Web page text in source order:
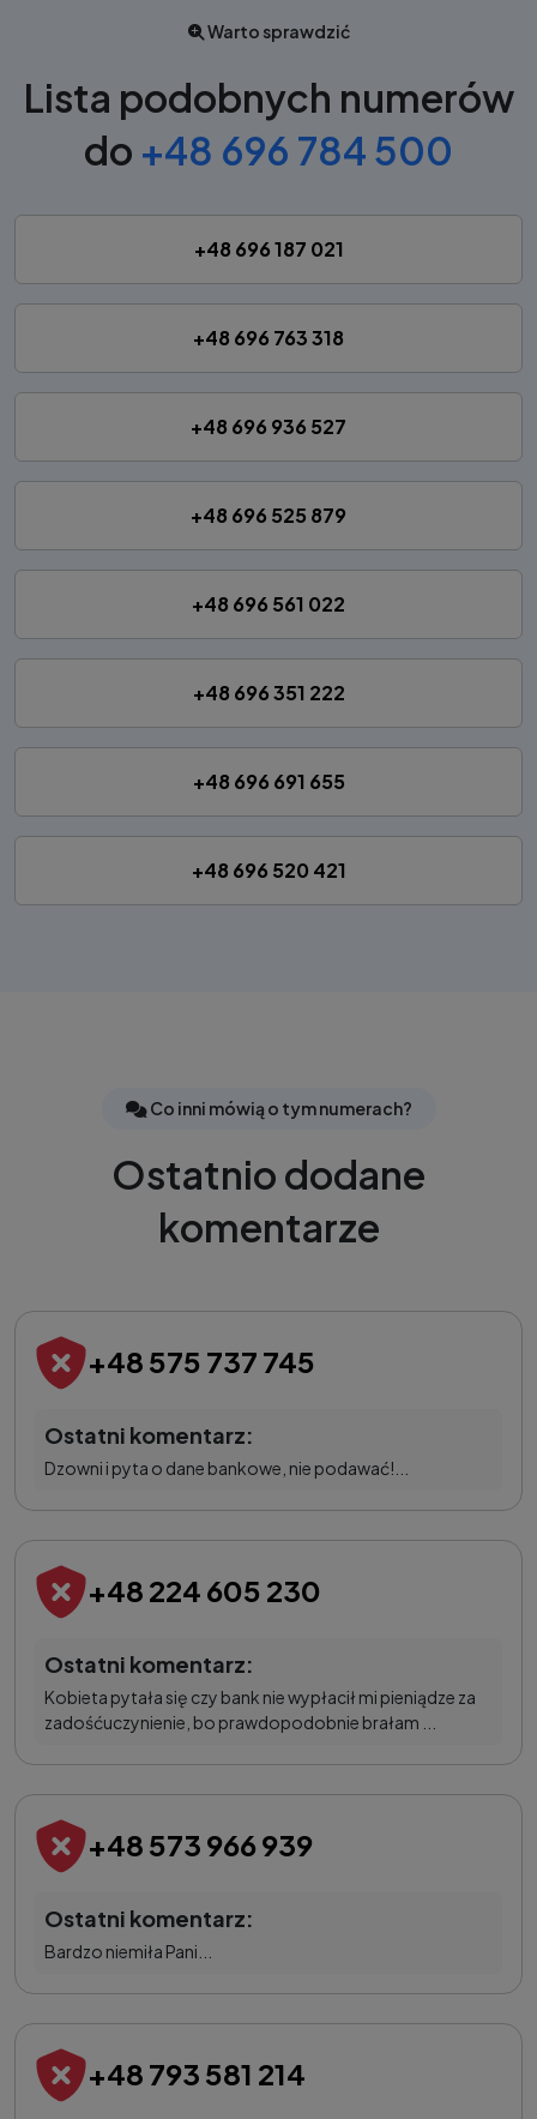
Warto sprawdzić
Lista podobnych numerów
do +48 696 784 500
+48 696 187 021
+48 696 763 318
+48 696 936 527
+48 696 525 879
+48 696 561 022
+48 696 351 222
+48 696 691 655
+48 696 520 421
Co inni mówią o tym numerach?
Ostatnio dodane
komentarze
+48 575 737 745
Ostatni komentarz:
Dzowni i pyta o dane bankowe, nie podawać!...
+48 224 605 230
Ostatni komentarz:
Kobieta pytała się czy bank nie wypłacił mi pieniądze za
zadośćuczynienie, bo prawdopodobnie brałam ...
+48 573 966 939
Ostatni komentarz:
Bardzo niemiła Pani...
+48 793 581 214